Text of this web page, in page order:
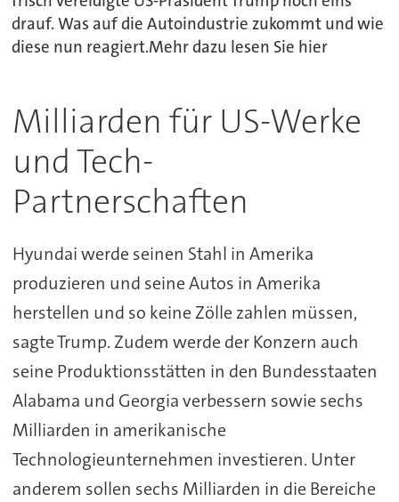
drauf. Was auf die Autoindustrie zukommt und wie
diese nun reagiert.Mehr dazu lesen Sie hier
Milliarden für US-Werke
und Tech-
Partnerschaften
Hyundai werde seinen Stahl in Amerika
produzieren und seine Autos in Amerika
herstellen und so keine Zölle zahlen müssen,
sagte Trump. Zudem werde der Konzern auch
seine Produktionsstätten in den Bundesstaaten
Alabama und Georgia verbessern sowie sechs
Milliarden in amerikanische
Technologieunternehmen investieren. Unter
anderem sollen sechs Milliarden in die Bereiche